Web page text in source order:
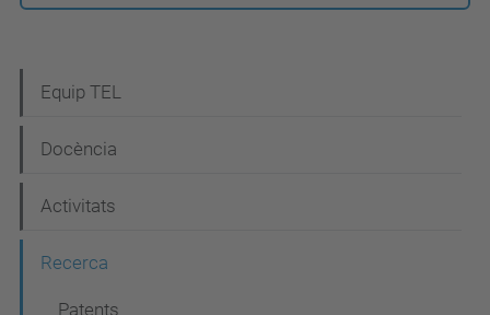
a
v
g
Equip TEL
Docència
Activitats
Recerca
Patents